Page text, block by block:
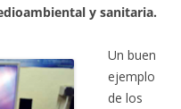
y sanitaria.
Un buen
ejemplo
de los